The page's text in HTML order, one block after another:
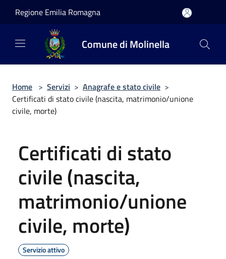
Regione Emilia Romagna
Comune di Molinella
Home > Servizi > Anagrafe e stato civile >
Certificati di stato civile (nascita, matrimonio/unione
civile, morte)
Certificati di stato
civile (nascita,
matrimonio/unione
civile, morte)
Servizio attivo